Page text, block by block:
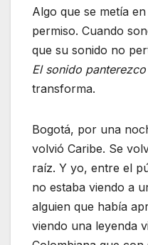
Algo que se metía
permiso. Cuando
que su sonido no
El sonido
transforma.
Bogotá, por una
volvió Caribe. Se
raíz. Y yo, entre el
no estaba viendo a
alguien que había
viendo una leyenda